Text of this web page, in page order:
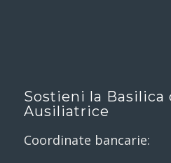
Sostieni la Basilica
Ausiliatrice
Coordinate bancarie: